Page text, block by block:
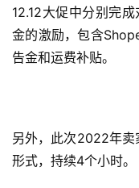
全
球
开
境
百
12.12大促中分别完
金的激励，包含
告金和运费补贴。
另外，此次2022年卖
形式，持续4个小时。